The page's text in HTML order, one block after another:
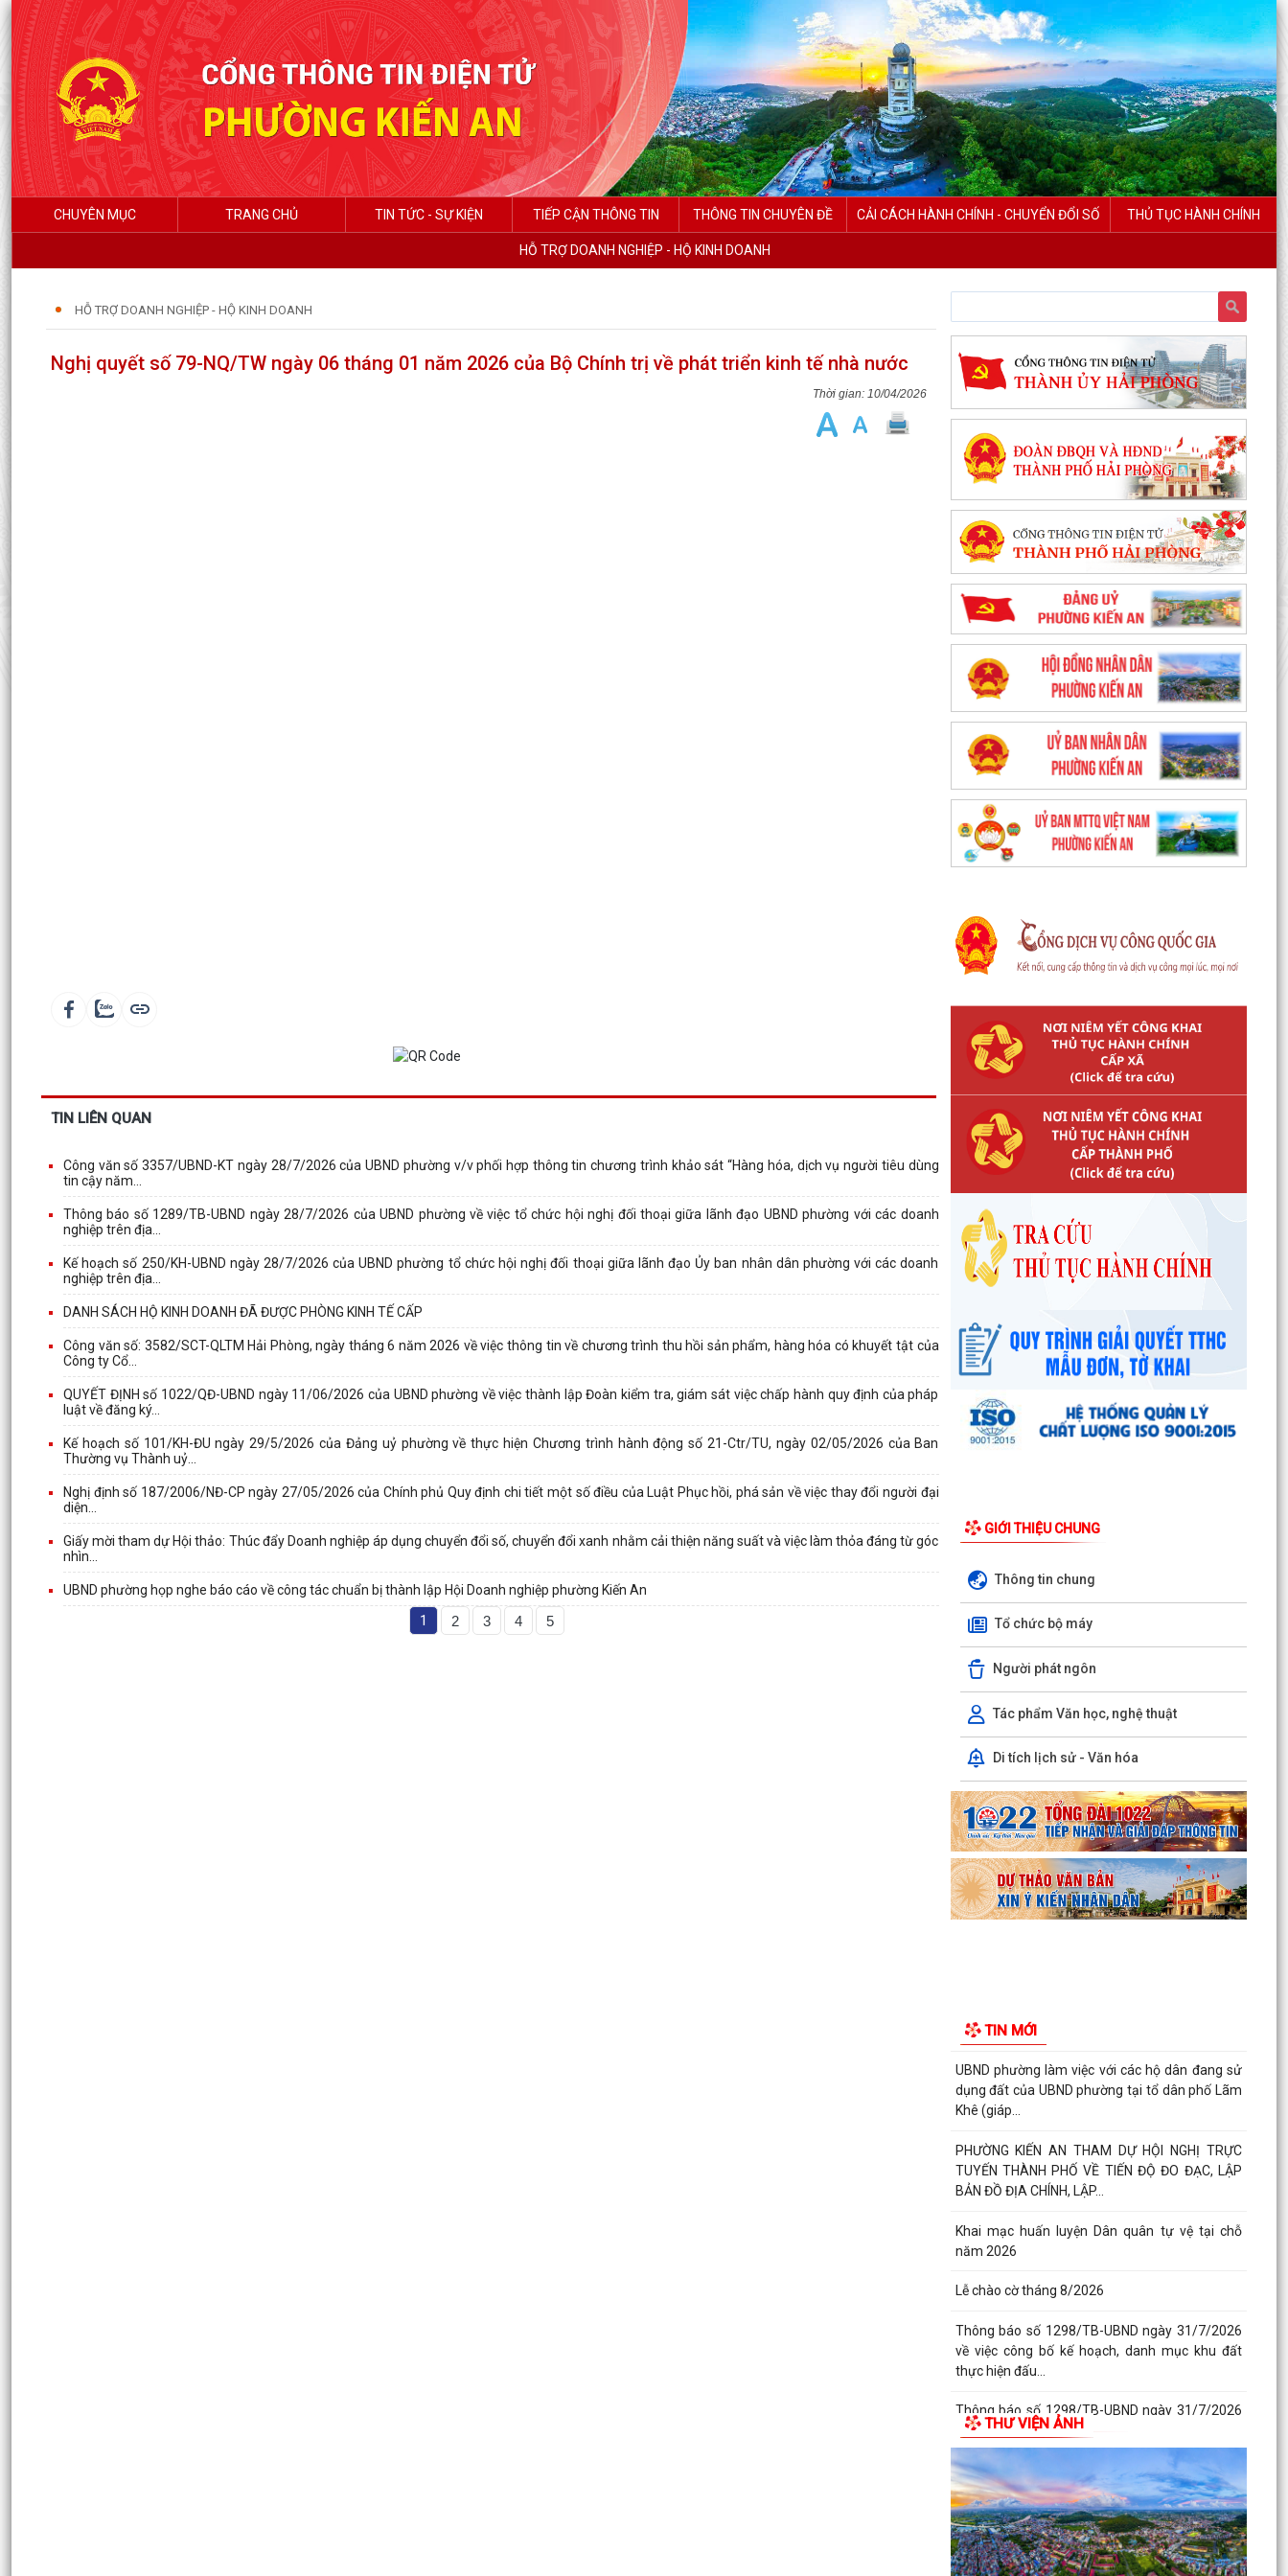
CHUYÊN MỤC TRANG CHỦ TIN TỨC - SỰ KIỆN TIẾP CẬN THÔNG TIN THÔNG TIN CHUYÊN ĐỀ CẢI CÁCH HÀNH CHÍNH - CHUYỂN ĐỔI SỐ THỦ TỤC HÀNH CHÍNH
HỖ TRỢ DOANH NGHIỆP - HỘ KINH DOANH
HỖ TRỢ DOANH NGHIỆP - HỘ KINH DOANH
Nghị quyết số 79-NQ/TW ngày 06 tháng 01 năm 2026 của Bộ Chính trị về phát triển kinh tế nhà nước
10/04/2026
TIN LIÊN QUAN
Công văn số 3357/UBND-KT ngày 28/7/2026 của UBND phường v/v phối hợp thông tin chương trình khảo sát “Hàng hóa, dịch vụ người tiêu dùng
tin cậy năm...
Thông báo số 1289/TB-UBND ngày 28/7/2026 của UBND phường về việc tổ chức hội nghị đối thoại giữa lãnh đạo UBND phường với các doanh
nghiệp trên địa...
Kế hoạch số 250/KH-UBND ngày 28/7/2026 của UBND phường tổ chức hội nghị đối thoại giữa lãnh đạo Ủy ban nhân dân phường với các doanh
nghiệp trên địa...
DANH SÁCH HỘ KINH DOANH ĐÃ ĐƯỢC PHÒNG KINH TẾ CẤP
Công văn số: 3582/SCT-QLTM Hải Phòng, ngày tháng 6 năm 2026 về việc thông tin về chương trình thu hồi sản phẩm, hàng hóa có khuyết tật của
Công ty Cổ...
QUYẾT ĐỊNH số 1022/QĐ-UBND ngày 11/06/2026 của UBND phường về việc thành lập Đoàn kiểm tra, giám sát việc chấp hành quy định của pháp
luật về đăng ký...
Kế hoạch số 101/KH-ĐU ngày 29/5/2026 của Đảng uỷ phường về thực hiện Chương trình hành động số 21-Ctr/TU, ngày 02/05/2026 của Ban
Thường vụ Thành uỷ...
Nghị định số 187/2006/NĐ-CP ngày 27/05/2026 của Chính phủ Quy định chi tiết một số điều của Luật Phục hồi, phá sản về việc thay đổi người đại
diện...
Giấy mời tham dự Hội thảo: Thúc đẩy Doanh nghiệp áp dụng chuyển đổi số, chuyển đổi xanh nhằm cải thiện năng suất và việc làm thỏa đáng từ góc
nhìn...
UBND phường họp nghe báo cáo về công tác chuẩn bị thành lập Hội Doanh nghiệp phường Kiến An
1 2 3 4 5
GIỚI THIỆU CHUNG
Thông tin chung
Tổ chức bộ máy
Người phát ngôn
Tác phẩm Văn học, nghệ thuật
Di tích lịch sử - Văn hóa
TIN MỚI
UBND phường triển khai công tác khám sức
khoẻ định kỳ, khám sàng lọc miễn phí cho người
dân trên...
sách xã hội phường Kiến An tổ chức phiên họp
giao...
Đảng viên mới
sau Kỳ họp thường lệ giữa năm 2026 HĐND
thành phố...
Hội nghị tập huấn công tác Đoàn và phong trào
thanh thiếu nhi năm 2026
Công văn số: 20/CV-TYT của Trạm y tế phường
v/v công khai số điện thoại đường dây nóng tiếp
nhận...
Lớp bồi dưỡng kiến thức An ninh phi truyền
thống và Quản trị an ninh phi truyền thống năm
2026
Công văn số 3357/UBND-KT ngày 28/7/2026
số...
UBND phường làm việc với các hộ dân đang sử
dụng đất của UBND phường tại tổ dân phố Lãm
Khê (giáp...
PHƯỜNG KIẾN AN THAM DỰ HỘI NGHỊ TRỰC
TUYẾN THÀNH PHỐ VỀ TIẾN ĐỘ ĐO ĐẠC, LẬP
BẢN ĐỒ ĐỊA CHÍNH, LẬP...
Khai mạc huấn luyện Dân quân tự vệ tại chỗ
năm 2026
Lễ chào cờ tháng 8/2026
Thông báo số 1298/TB-UBND ngày 31/7/2026
về việc công bố kế hoạch, danh mục khu đất
thực hiện đấu...
Thông báo số 1298/TB-UBND ngày 31/7/2026
của UBND phường về việc công bố kế hoạch,
danh mục khu đất...
Công văn số: 3386/UBND-KT về viêc công khai
Quyết định số 2558/QĐ-UBND ngày 02/7/2026
của Ủy ban...
Các chí lãnh đạo Đảng ủy, HĐND, UBND phường
THƯ VIỆN ẢNH